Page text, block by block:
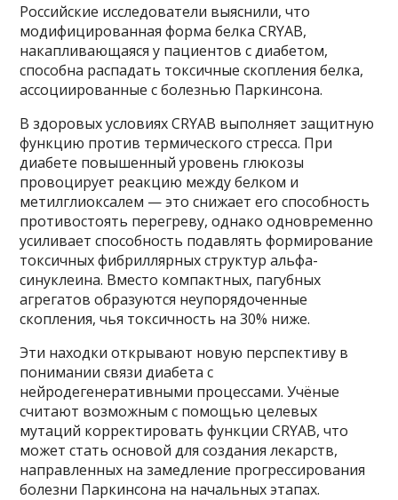
Российские исследователи выяснили, что
модифицированная форма белка CRYAB,
накапливающаяся у пациентов с диабетом,
способна распадать токсичные скопления белка,
ассоциированные с болезнью Паркинсона.
В здоровых условиях CRYAB выполняет защитную
функцию против термического стресса. При
диабете повышенный уровень глюкозы
провоцирует реакцию между белком и
метилглиоксалем — это снижает его способность
противостоять перегреву, однако одновременно
усиливает способность подавлять формирование
токсичных фибриллярных структур альфа-
синуклеина. Вместо компактных, пагубных
агрегатов образуются неупорядоченные
скопления, чья токсичность на 30% ниже.
Эти находки открывают новую перспективу в
понимании связи диабета с
нейродегенеративными процессами. Учёные
считают возможным с помощью целевых
мутаций корректировать функции CRYAB, что
может стать основой для создания лекарств,
направленных на замедление прогрессирования
болезни Паркинсона на начальных этапах.